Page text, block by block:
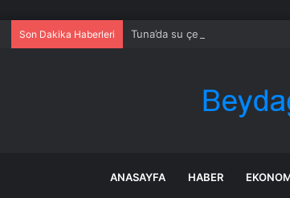
Son Dakika Haberleri Tuna’da su çekildi: Orta ve
ANASAYFA HABER